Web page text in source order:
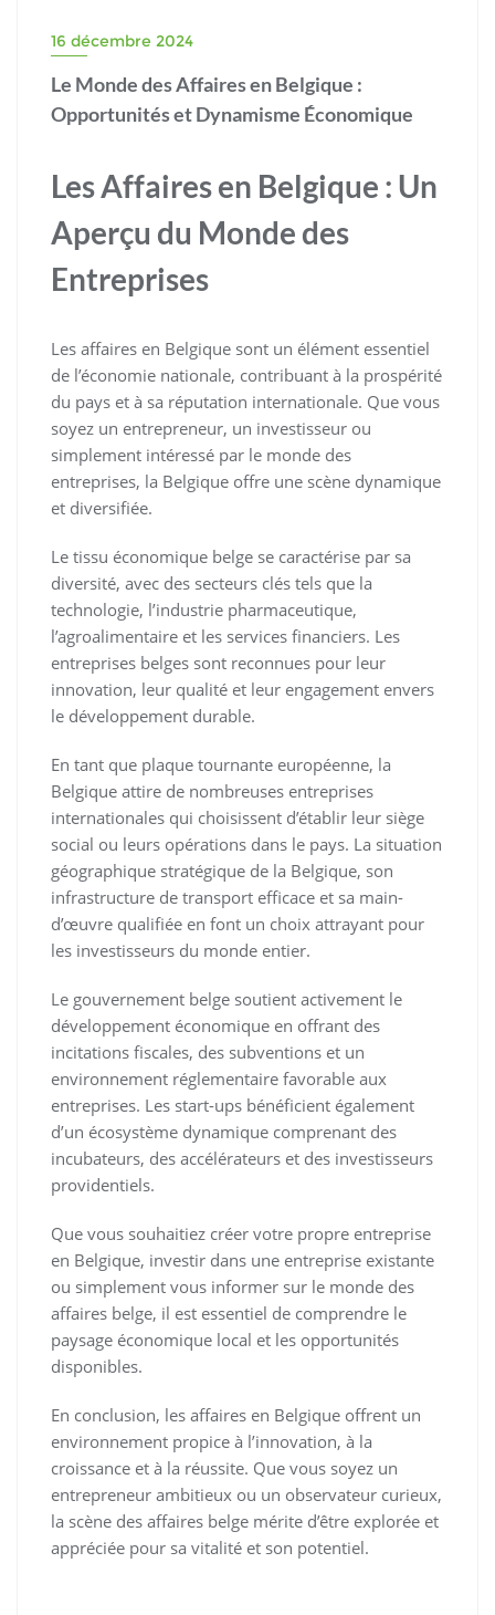
16 décembre 2024
Le Monde des Affaires en Belgique :
Opportunités et Dynamisme Économique
Les Affaires en Belgique : Un
Aperçu du Monde des
Entreprises
Les affaires en Belgique sont un élément essentiel
de l’économie nationale, contribuant à la prospérité
du pays et à sa réputation internationale. Que vous
soyez un entrepreneur, un investisseur ou
simplement intéressé par le monde des
entreprises, la Belgique offre une scène dynamique
et diversifiée.
Le tissu économique belge se caractérise par sa
diversité, avec des secteurs clés tels que la
technologie, l’industrie pharmaceutique,
l’agroalimentaire et les services financiers. Les
entreprises belges sont reconnues pour leur
innovation, leur qualité et leur engagement envers
le développement durable.
En tant que plaque tournante européenne, la
Belgique attire de nombreuses entreprises
internationales qui choisissent d’établir leur siège
social ou leurs opérations dans le pays. La situation
géographique stratégique de la Belgique, son
infrastructure de transport efficace et sa main-
d’œuvre qualifiée en font un choix attrayant pour
les investisseurs du monde entier.
Le gouvernement belge soutient activement le
développement économique en offrant des
incitations fiscales, des subventions et un
environnement réglementaire favorable aux
entreprises. Les start-ups bénéficient également
d’un écosystème dynamique comprenant des
incubateurs, des accélérateurs et des investisseurs
providentiels.
Que vous souhaitiez créer votre propre entreprise
en Belgique, investir dans une entreprise existante
ou simplement vous informer sur le monde des
affaires belge, il est essentiel de comprendre le
paysage économique local et les opportunités
disponibles.
En conclusion, les affaires en Belgique offrent un
environnement propice à l’innovation, à la
croissance et à la réussite. Que vous soyez un
entrepreneur ambitieux ou un observateur curieux,
la scène des affaires belge mérite d’être explorée et
appréciée pour sa vitalité et son potentiel.